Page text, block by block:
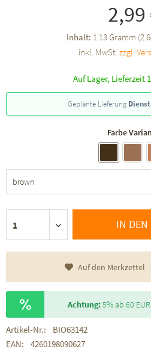
2,99
Inhalt: 1.13 Gramm
inkl. MwSt.zzgl.
Auf Lager, Lieferzeit
Geplante Lieferung
Farbe
IN DEN
Auf den Merkzettel
Achtung:5% ab 60
Artikel-Nr.:
BIO63142
EAN:
4260198090627